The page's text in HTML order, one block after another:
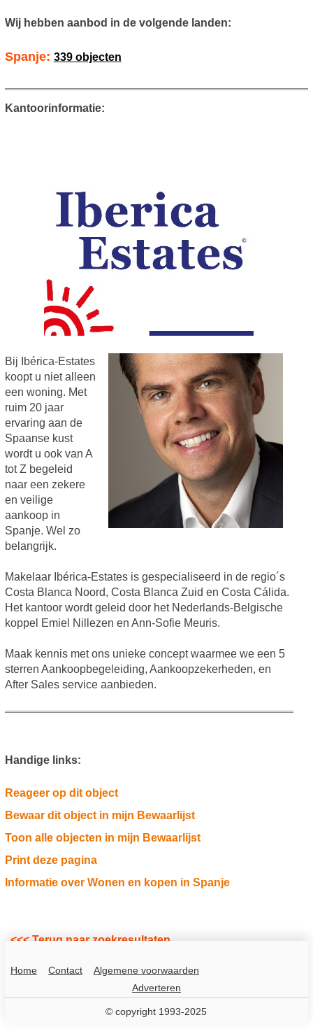
Wij hebben aanbod in de volgende landen:
Spanje: 339 objecten
Kantoorinformatie:
Bij Ibérica-Estates
koopt u niet alleen
een woning. Met
ruim 20 jaar
ervaring aan de
Spaanse kust
wordt u ook van A
tot Z begeleid
naar een zekere
en veilige
aankoop in
Spanje. Wel zo
belangrijk.
Makelaar Ibérica-Estates is gespecialiseerd in de regio´s
Costa Blanca Noord, Costa Blanca Zuid en Costa Cálida.
Het kantoor wordt geleid door het Nederlands-Belgische
koppel Emiel Nillezen en Ann-Sofie Meuris.
Maak kennis met ons unieke concept waarmee we een 5
sterren Aankoopbegeleiding, Aankoopzekerheden, en
After Sales service aanbieden.
Handige links:
Reageer op dit object
Bewaar dit object in mijn Bewaarlijst
Toon alle objecten in mijn Bewaarlijst
Print deze pagina
Informatie over Wonen en kopen in Spanje
<<< Terug naar zoekresultaten
Home Contact
Algemene voorwaarden
Adverteren
© copyright 1993-2025